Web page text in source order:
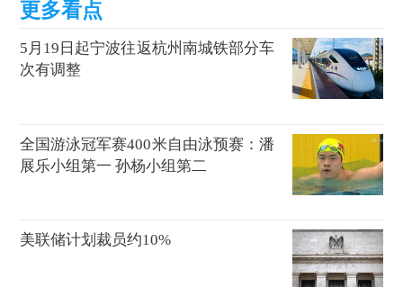
5月19日起宁波往返杭州南城铁部分车
次有调整
全国游泳冠军赛400米自由泳预赛：潘
展乐小组第一 孙杨小组第二
美联储计划裁员约10%